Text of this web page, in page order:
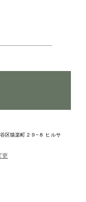
区猿楽町２９−８ ヒルサ
更